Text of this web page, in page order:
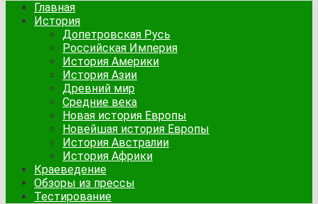
Главная
История
Допетровская Русь
Российская Империя
История Америки
История Азии
Древний мир
Средние века
Новая история Европы
Новейшая история Европы
История Австралии
История Африки
Краеведение
Обзоры из прессы
Тестирование